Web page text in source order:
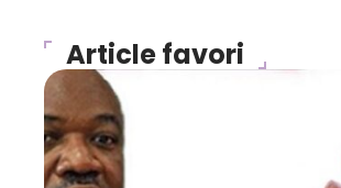
Article favori